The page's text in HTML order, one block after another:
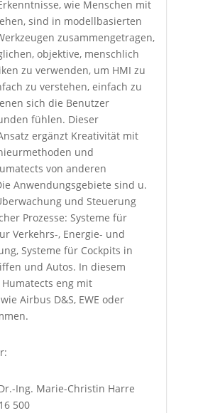
wie Menschen mit
sind in modellbasierten
zusammengetragen,
objektive, menschlich
zu verwenden, um HMI zu
zu verstehen, einfach zu
sich die Benutzer
fühlen. Dieser
ergänzt Kreativität mit
und
von anderen
Anwendungsgebiete sind u.
und Steuerung
Prozesse: Systeme für
Verkehrs-, Energie- und
Systeme für Cockpits in
und Autos. In diesem
eng mit
Airbus D&S, EWE oder
Ing. Marie-Christin Harre
500